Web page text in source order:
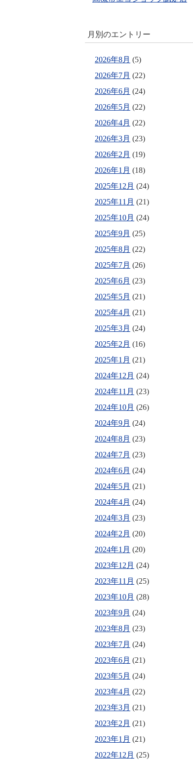
月別のエントリー
2026年8月 (5)
2026年7月 (22)
2026年6月 (24)
2026年5月 (22)
2026年4月 (22)
2026年3月 (23)
2026年2月 (19)
2026年1月 (18)
2025年12月 (24)
2025年11月 (21)
2025年10月 (24)
2025年9月 (25)
2025年8月 (22)
2025年7月 (26)
2025年6月 (23)
2025年5月 (21)
2025年4月 (21)
2025年3月 (24)
2025年2月 (16)
2025年1月 (21)
2024年12月 (24)
2024年11月 (23)
2024年10月 (26)
2024年9月 (24)
2024年8月 (23)
2024年7月 (23)
2024年6月 (24)
2024年5月 (21)
2024年4月 (24)
2024年3月 (23)
2024年2月 (20)
2024年1月 (20)
2023年12月 (24)
2023年11月 (25)
2023年10月 (28)
2023年9月 (24)
2023年8月 (23)
2023年7月 (24)
2023年6月 (21)
2023年5月 (24)
2023年4月 (22)
2023年3月 (21)
2023年2月 (21)
2023年1月 (21)
2022年12月 (25)